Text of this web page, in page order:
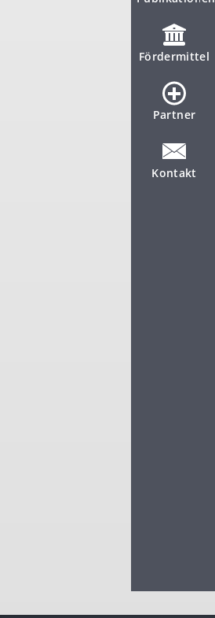
Fördermittel
Partner
Kontakt